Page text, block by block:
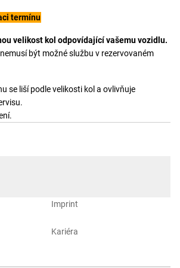
termínu
velikost kol odpovídající vašemu vozidlu.
být možné službu v rezervovaném
se liší podle velikosti kol a ovlivňuje
Imprint
Kariéra